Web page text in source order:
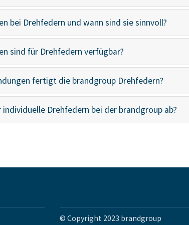
bei Drehfedern und wann sind sie sinnvoll?
sind für Drehfedern verfügbar?
fertigt die brandgroup Drehfedern?
Drehfedern bei der brandgroup ab?
© Copyright 2023 brandgroup